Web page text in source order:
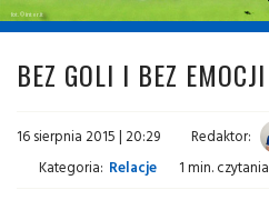
fot. © inter.it
BEZ GOLI I BEZ EMOCJI
16 sierpnia 2015 | 20:29 Redaktor:
Kategoria: Relacje 1 min. czytania